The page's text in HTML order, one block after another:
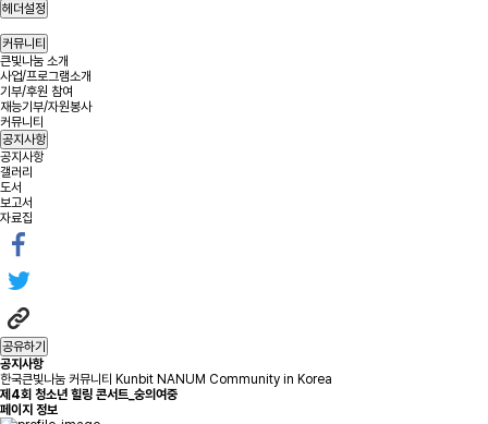
헤더설정
커뮤니티
큰빛나눔 소개
사업/프로그램소개
기부/후원 참여
재능기부/자원봉사
커뮤니티
공지사항
공지사항
갤러리
도서
보고서
자료집
공유하기
공지사항
한국큰빛나눔 커뮤니티 Kunbit NANUM Community in Korea
제4회 청소년 힐링 콘서트_숭의여중
페이지 정보